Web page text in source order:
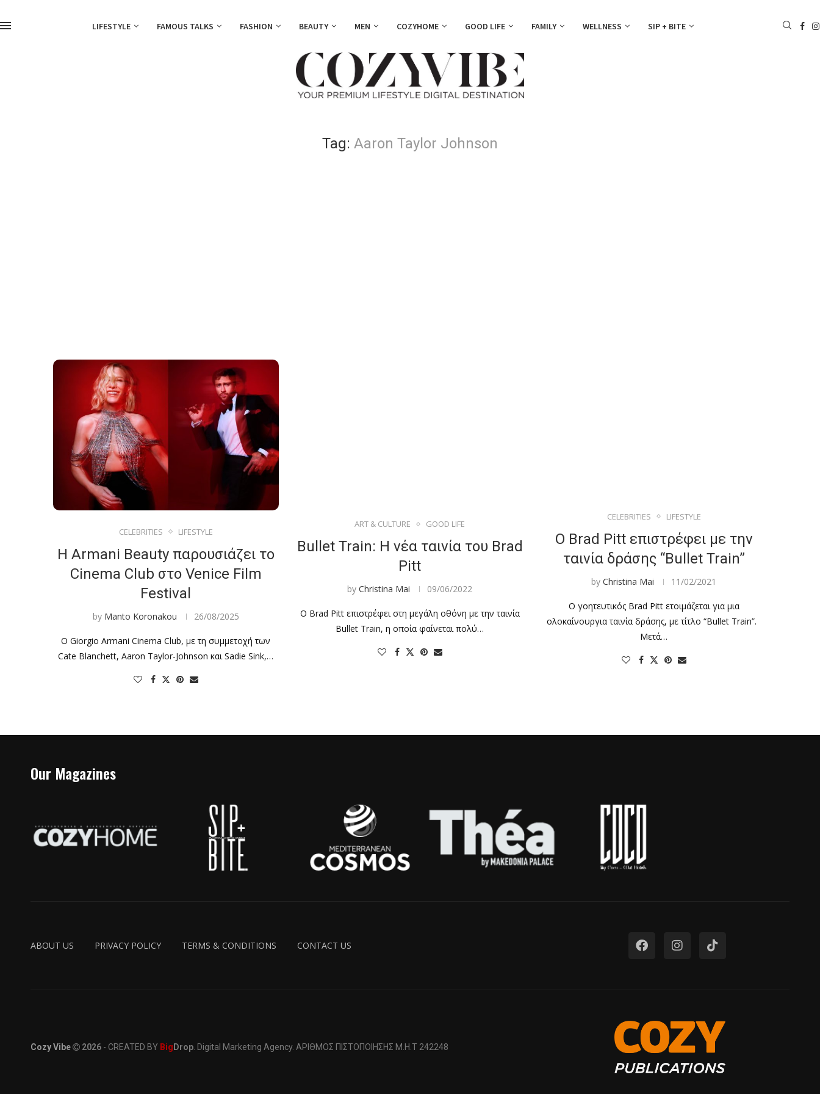
LIFESTYLE FAMOUS TALKS FASHION BEAUTY MEN COZYHOME GOOD LIFE FAMILY WELLNESS SIP + BITE
Tag: Aaron Taylor Johnson
CELEBRITIES LIFESTYLE
Η Armani Beauty παρουσιάζει το
Cinema Club στο Venice Film
Festival
by Manto Koronakou 26/08/2025
Ο Giorgio Armani Cinema Club, με τη συμμετοχή των
Cate Blanchett, Aaron Taylor-Johnson και Sadie Sink,…
ART & CULTURE GOOD LIFE
Bullet Train: Η νέα ταινία του Brad
Pitt
byChristina Mai 09/06/2022
Ο Brad Pitt επιστρέφει στη μεγάλη οθόνη με την ταινία
Bullet Train, η οποία φαίνεται πολύ…
CELEBRITIES LIFESTYLE
Ο Brad Pitt επιστρέφει με την
ταινία δράσης “Bullet Train”
byChristina Mai 11/02/2021
Ο γοητευτικός Brad Pitt ετοιμάζεται για μια
ολοκαίνουργια ταινία δράσης, με τίτλο “Bullet Train”.
Μετά…
Our Magazines
ABOUT US PRIVACY POLICY TERMS & CONDITIONS CONTACT US
Cozy Vibe 2026 - CREATED BY Big Drop . Digital Marketing Agency. ΑΡΙΘΜΟΣ ΠΙΣΤΟΠΟΙΗΣΗΣ Μ.Η.Τ 242248